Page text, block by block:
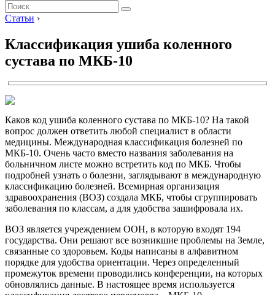
Статьи ›
Классификация ушиба коленного
сустава по МКБ-10
Каков код ушиба коленного сустава по МКБ-10? На такой
вопрос должен ответить любой специалист в области
медицины. Международная классификация болезней по
МКБ-10. Очень часто вместо названия заболевания на
больничном листе можно встретить код по МКБ. Чтобы
подробней узнать о болезни, заглядывают в международную
классификацию болезней. Всемирная организация
здравоохранения (ВОЗ) создала МКБ, чтобы сгруппировать
заболевания по классам, а для удобства зашифровала их.
ВОЗ является учреждением ООН, в которую входят 194
государства. Они решают все возникшие проблемы на Земле,
связанные со здоровьем. Коды написаны в алфавитном
порядке для удобства ориентации. Через определенный
промежуток времени проводились конференции, на которых
обновлялись данные. В настоящее время используется